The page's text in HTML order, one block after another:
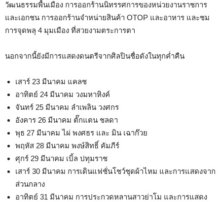
วัฒนธรรมพื้นเมือง การออกร้านนิทรรศการของหน่วยงานราชการ
และเอกชน การออกร้านจำหน่ายสินค้า OTOP และอาหาร และชม
การจุดพลุ 4 มุมเมือง ที่สวยงามตระการตา
นอกจากนี้ยังมีการแสดงดนตรีจากศิลปินชื่อดังในทุกค่ำคืน
เสาร์ 23 มีนาคม แคลช
อาทิตย์ 24 มีนาคม วงมหาหิงค์
จันทร์ 25 มีนาคม ลำเพลิน วงศกร
อังคาร 26 มีนาคม ตั๊กแตน ชลดา
พุธ 27 มีนาคม ไผ่ พงศธร และ มิน เฉาก๊วย
พฤหัส 28 มีนาคม พงษ์สิทธิ์ คัมภีร์
ศุกร์ 29 มีนาคม เบิ้ล ปทุมราช
เสาร์ 30 มีนาคม การเดินแฟชั่นโชว์ชุดผ้าไหม และการแสดงจาก
ส่วนกลาง
อาทิตย์ 31 มีนาคม การประกวดหลานสาวย่าโม และการแสดง